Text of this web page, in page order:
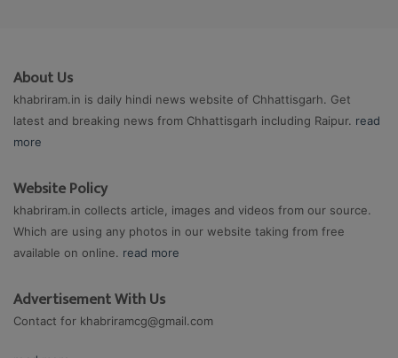
About Us
khabriram.in is daily hindi news website of Chhattisgarh. Get
latest and breaking news from Chhattisgarh including Raipur. read
more
Website Policy
khabriram.in collects article, images and videos from our source.
Which are using any photos in our website taking from free
available on online. read more
Advertisement With Us
Contact for khabriramcg@gmail.com